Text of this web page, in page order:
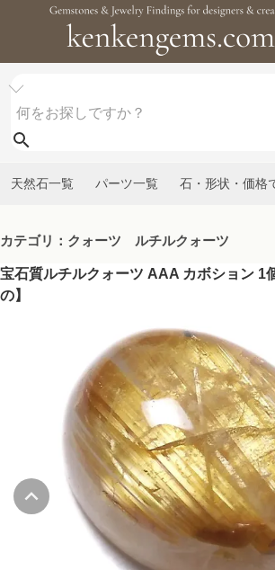
天然石一覧 パーツ一覧 石・形状・価格
カテゴリ：クォーツ ルチルクォーツ
宝石質ルチルクォーツ AAA カボション 1
の】